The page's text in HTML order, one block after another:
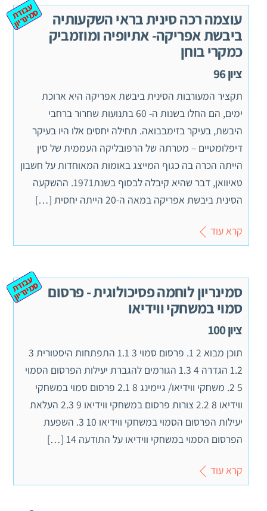
עוצמה רכה סינית בראי השקעותיה
ביבשת אפריקה- אתיופיה ומוזמביק
כמקרי בוחן
ציון 96
ע
ב
וד
ת
ס
מ
ינ
ר
יון
תקציר המעורבות הסינית ביבשת אפריקה היא ארוכת
ימים, הם החלו בשנות ה- 60 בתנועות שחרור ברחבי
היבשת, בעיקר בזימבבואה. תחילה יחסים אלו היו בעיקר
דיפלומטיים – מטרתה של הרפובליקה העממית של סין
הייתה הכרה בה כגוף המייצג באומות המאוחדות על חשבון
טאיוואן, דבר שהיא קיבלה לבסוף בשנת1971. ההשקעה
הסינית ביבשת אפריקה במאה ה-20 הייתה יחסית […]
קרא עוד
סמינריון לוחמה פסיכולוגית - פרסום
סמוי במשחקי ווידיאו
ציון 100
ע
ב
וד
ת
ס
מ
ינ
ר
יון
תוכן מבוא 2 1. פרסום סמוי 3 1.1 התפתחות היסטורית 3
1.2 הגדרה 4 1.3 הגורמים להגברת יעילות הפרסום הסמוי
5 2. משחקי ווידיאו/ גיימינג 8 2.1 פרסום סמוי במשחקי
ווידיאו 8 2.2 צורות פרסום במשחקי ווידיאו 9 2.3 העלאת
יעילות הפרסום הסמוי במשחקי ווידיאו 10 3. השפעת
הפרסום הסמוי במשחקי ווידיאו על התודעה 14 […]
קרא עוד